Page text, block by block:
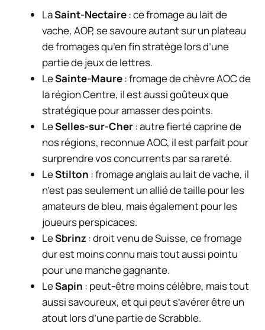
LaSaint-Nectaire: ce fromage au lait de
vache, AOP, se savoure autant sur un plateau
de fromages qu’en fin stratège lors d’une
partie de jeux de lettres.
LeSainte-Maure: fromage de chèvre AOC de
la région Centre, il est aussi goûteux que
stratégique pour amasser des points.
LeSelles-sur-Cher: autre fierté caprine de
nos régions, reconnue AOC, il est parfait pour
surprendre vos concurrents par sa rareté.
LeStilton : fromage anglais au lait de vache, il
n’est pas seulement un allié de taille pour les
amateurs de bleu, mais également pour les
joueurs perspicaces.
LeSbrinz: droit venu de Suisse, ce fromage
dur est moins connu mais tout aussi pointu
pour une manche gagnante.
LeSapin : peut-être moins célèbre, mais tout
aussi savoureux, et qui peut s’avérer être un
atout lors d’une partie de Scrabble.